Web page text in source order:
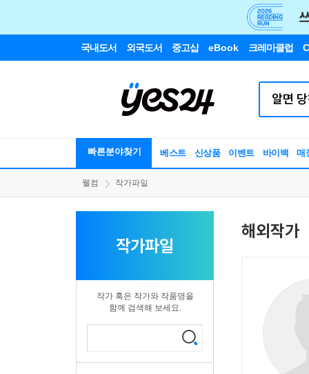
국내도서 외국도서 중고샵 eBook 크레마클럽
빠른분야찾기 베스트 신상품 이벤트 바이백 매
웰컴 작가파일
작가파일
작가 혹은 작가와 작품명을
함께 검색해 보세요.
해외작가